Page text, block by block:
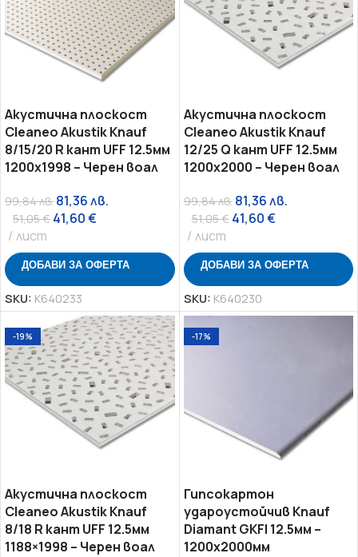
Акустична плоскост
Cleaneo Akustik Knauf
8/15/20 R кант UFF 12.5мм
1200х1998 – Черен воал
99,84лв. 81,36лв.
51,05€ 41,60€
лист
ДОБАВИ ЗА ОФЕРТА
SKU: K640233
Акустична плоскост
Cleaneo Akustik Knauf
12/25 Q кант UFF 12.5мм
1200х2000 – Черен воал
99,84лв. 81,36лв.
51,05€ 41,60€
лист
ДОБАВИ ЗА ОФЕРТА
SKU: K640230
-19%
Акустична плоскост
Cleaneo Akustik Knauf
8/18 R кант UFF 12.5мм
1188×1998 – Черен воал
-17%
Гипсокартон
удароустойчив Knauf
Diamant GKFI 12.5мм –
1200х2000мм